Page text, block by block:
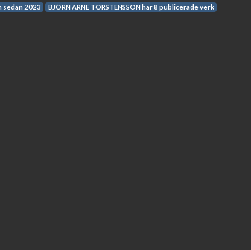
sedan 2023 BJÖRN ARNE TORSTENSSON har 8 publicerade verk